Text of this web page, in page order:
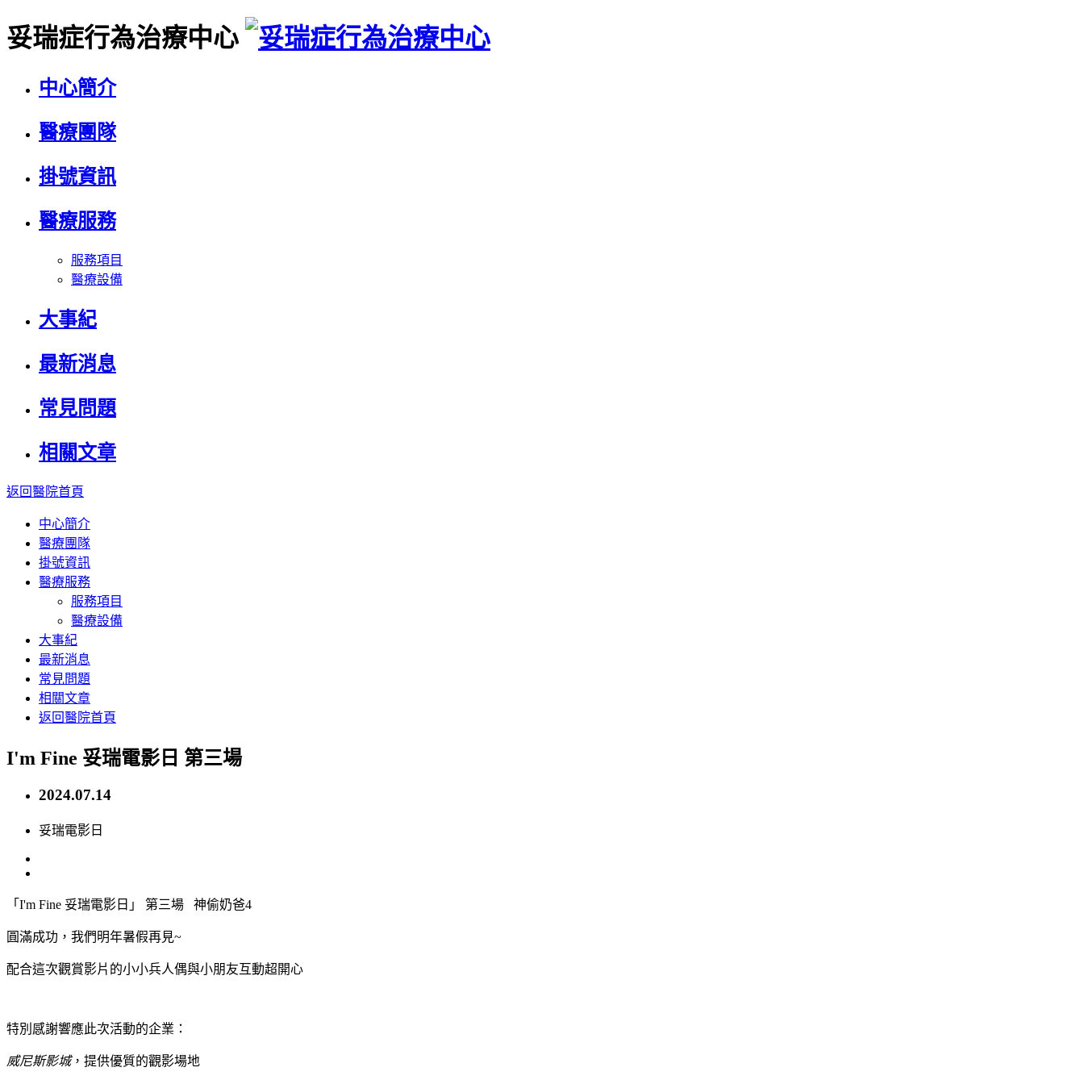
妥瑞症行為治療中心
中心簡介
醫療團隊
掛號資訊
醫療服務
服務項目
醫療設備
大事紀
最新消息
常見問題
相關文章
返回醫院首頁
中心簡介
醫療團隊
掛號資訊
醫療服務
服務項目
醫療設備
大事紀
最新消息
常見問題
相關文章
返回醫院首頁
I'm Fine 妥瑞電影日 第三場
2024.07.14
妥瑞電影日
「I'm Fine 妥瑞電影日」 第三場 神偷奶爸4
圓滿成功，我們明年暑假再見~
配合這次觀賞影片的小小兵人偶與小朋友互動超開心
特別感謝響應此次活動的企業：
威尼斯影城，提供優質的觀影場地